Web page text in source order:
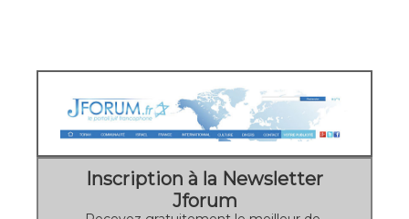
Inscription à la Newsletter
Jforum